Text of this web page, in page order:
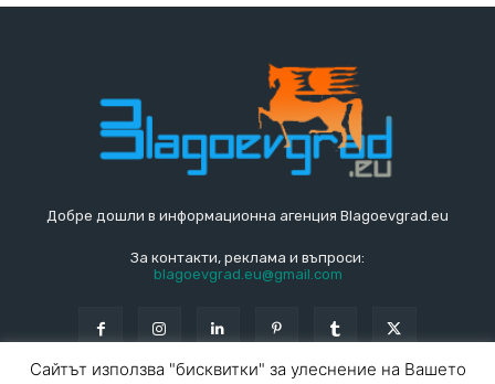
Добре дошли в информационна агенция Blagoevgrad.eu
За контакти, реклама и въпроси:
blagoevgrad.eu@gmail.com
Сайтът използва "бисквитки" за улеснение на Вашето